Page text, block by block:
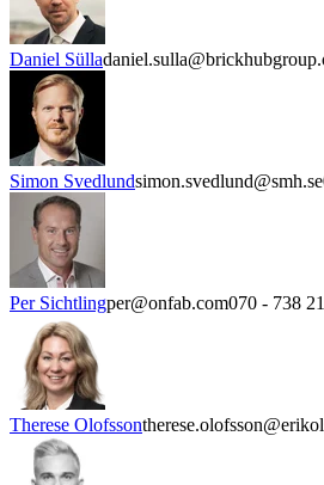
Daniel Sülla
Simon Svedlundsimon.svedlund@smh.se
Per Sichtlingper@onfab.com070 - 738
Therese Olofsson